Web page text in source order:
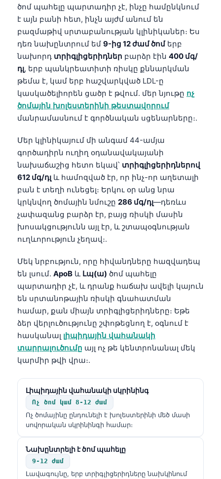
ծոմ պահելը պարտադիր չէ, ինչը համընկնում
է այն բանի հետ, ինչն այժմ անում են
բազմաթիվ սրտաբանության կլինիկաներ։ Ես
դեռ նախընտրում եմ 9-ից 12 ժամ ծոմերբ
նախորդ տրիգլիցերիդներ բարձր էին 400 մգ/
դլ, երբ պանկրեատիտի ռիսկը քննարկման
թեմա է, կամ երբ հաշվարկված LDL-ը
կասկածելիորեն ցածր է թվում. մեր նյութը ոչ
ծոմային խոլեստերինի թեստավորում
մանրամասնում է գործնական սցենարները։.
Մեր կլինիկայում մի անգամ 44-ամյա
գործադիրն ուղիղ օդանավակայանի
նախաճաշից հետո եկավ՝ տրիգլիցերիդներով
612 մգ/դլ և համոզված էր, որ ինչ-որ աղետալի
բան է տեղի ունեցել։ Երկու օր անց նրա
կրկնվող ծոմային նմուշը 286 մգ/դլ—դեռևս
չափազանց բարձր էր, բայց ռիսկի մասին
խոսակցությունն այլ էր, և շտապօգնության
ուղևորություն չեղավ։.
Մեկ նրբություն, որը հիվանդները հազվադեպ
են լսում. ApoB և Լպ(ա) ծոմ պահելը
պարտադիր չէ, և դրանք հաճախ ավելի կայուն
են սրտանոթային ռիսկի գնահատման
համար, քան միայն տրիգլիցերիդները։ Եթե
ձեր վերլուծությունը շփոթեցնող է, օգնում է
հասկանալ լիպիդային վահանակի
տարրալուծումը այլ ոչ թե կենտրոնանալ մեկ
կարմիր թվի վրա։.
Լիպիդային վահանակի սկրինինգ
Ոչ ծոմ կամ 8-12 ժամ
Ոչ ծոմայինը ընդունելի է խոլեստերինի մեծ մասի
սովորական սկրինինգի համար։
Նախընտրելի է ծոմ պահելը
9-12 ժամ
Լավագույնը, երբ տրիգլիցերիդները նախկինում